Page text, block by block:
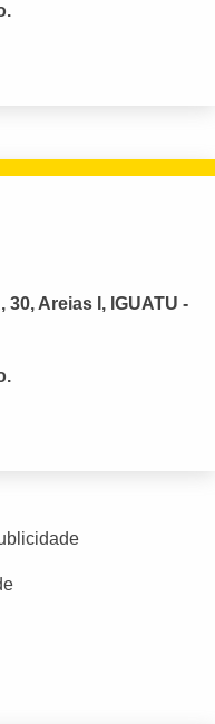
30, Areias I, IGUATU -